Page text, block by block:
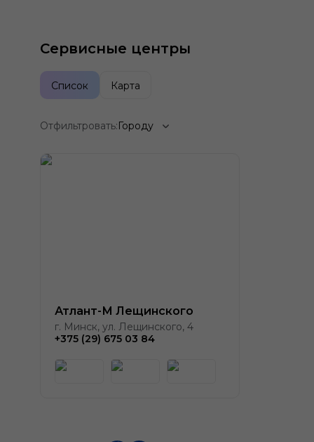
Сервисные центры
Список Карта
Отфильтровать:Городу
Атлант-М Лещинского
г. Минск, ул. Лещинского, 4
+375 (29) 675 03 84